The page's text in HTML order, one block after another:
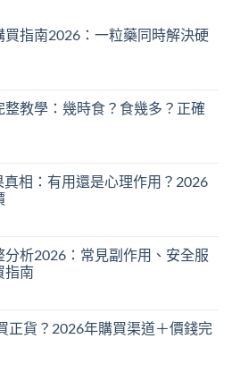
買指南2026：一粒藥同時解決硬
教學：幾時食？食幾多？正確
相：有用還是心理作用？2026
分析2026：常見副作用、安全服
指南
正貨？2026年購買渠道＋價錢完